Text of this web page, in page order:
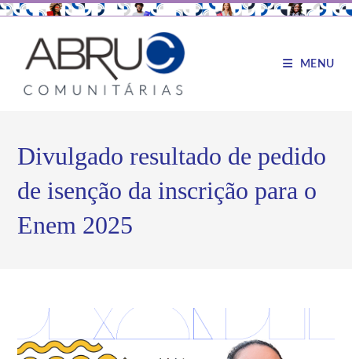
MENU
Divulgado resultado de pedido
de isenção da inscrição para o
Enem 2025